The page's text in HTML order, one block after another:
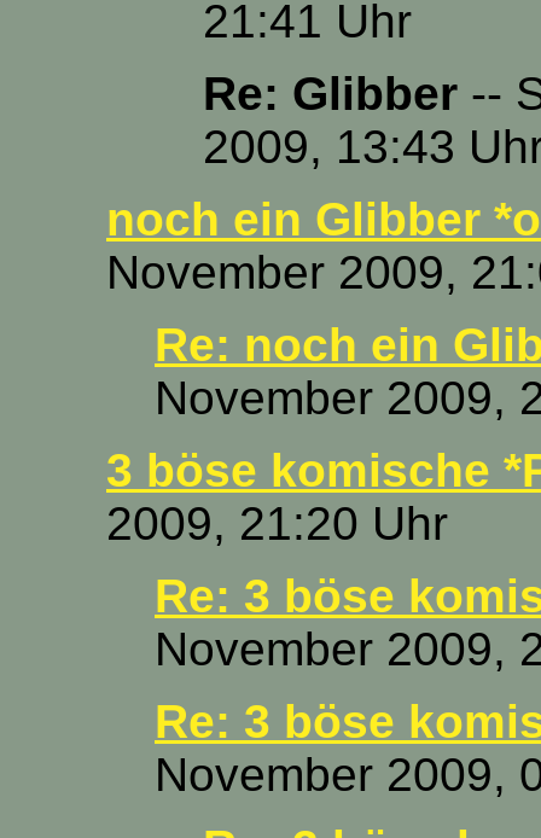
21:41 Uhr
Re: Glibber --
2009, 13:43
noch ein Glibber
November 2009,
Re: noch ein
November 2009,
3 böse komische
2009, 21:20 Uhr
Re: 3 böse
November 2009,
Re: 3 böse
November 2009,